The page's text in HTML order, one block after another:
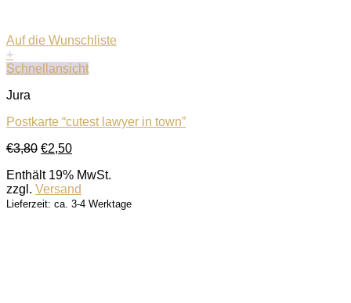
Auf die Wunschliste
+
Schnellansicht
Jura
Postkarte “cutest lawyer in town”
€3,80 Ursprünglicher
war:
€3,80
€2,50Aktueller
ist:
€2,50.
Enthält 19% MwSt.
zzgl. Versand
Lieferzeit: ca. 3-4 Werktage